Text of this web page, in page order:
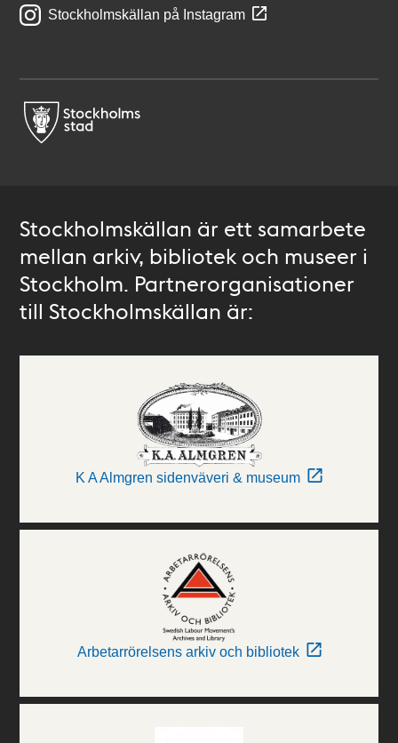
Stockholmskällan på Instagram
Stockholmskällan är ett samarbete
mellan arkiv, bibliotek och museer i
Stockholm. Partnerorganisationer
till Stockholmskällan är:
K A Almgren sidenväveri & museum
Arbetarrörelsens arkiv och bibliotek